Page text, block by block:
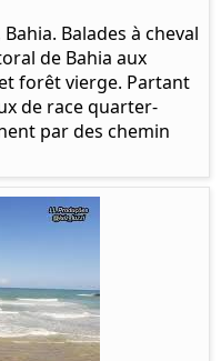
Balades à cheval
de Bahia aux
forêt vierge. Partant
de race quarter-
par des chemin